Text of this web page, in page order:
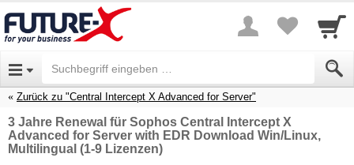
Zurück zu "Central Intercept X Advanced for Server"
3 Jahre Renewal für Sophos Central Intercept X
Advanced for Server with EDR Download Win/Linux,
Multilingual (1-9 Lizenzen)